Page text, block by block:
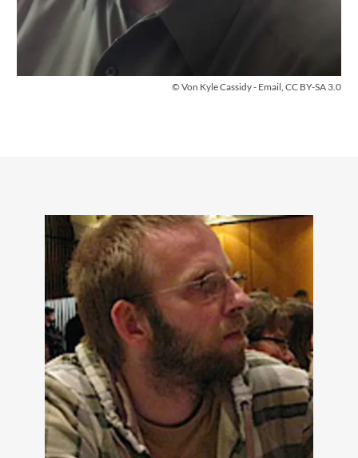
© Von Kyle Cassidy - Email, CC BY-SA 3.0